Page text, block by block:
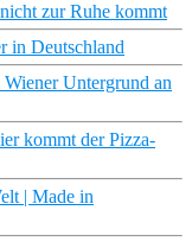
zur Ruhe kommt
in Deutschland
Untergrund an
kommt der Pizza-
| Made in